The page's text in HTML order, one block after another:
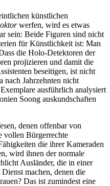
künstlichen
werfen, wird es etwas
sein: Beide Figuren sind nicht
für Künstlichkeit ist: Man
die Holo-Detektoren der
projizieren und damit die
beseitigen, ist nicht
nach Jahrzehnten nicht
ausführlich analysiert
Soong auskundschaften
denen offenbar von
vollen Bürgerrechte
die ihrer Kameraden
wird ihnen der normale
Ausländer, die in einer
machen, denen die
Das ist zumindest eine